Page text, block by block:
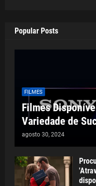
Popular Posts
FILMES
Filmes
Variedade de
agosto 30, 2024